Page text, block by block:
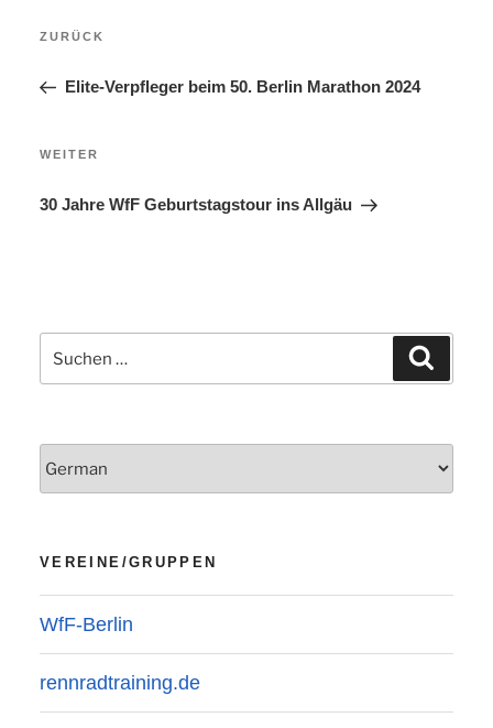
Vorheriger
ZURÜCK
Elite-Verpfleger beim 50. Berlin Marathon 2024
Nächster
WEITER
30 Jahre WfF Geburtstagstour ins Allgäu
Suchen
nach:
VEREINE/GRUPPEN
WfF-Berlin
rennradtraining.de